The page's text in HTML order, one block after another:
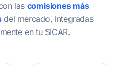
las comisiones más
del mercado, integradas
en tu SICAR.